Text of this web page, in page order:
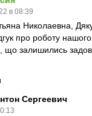
в 08:39
Николаевна,
про роботу
що залишились
Сергеевич